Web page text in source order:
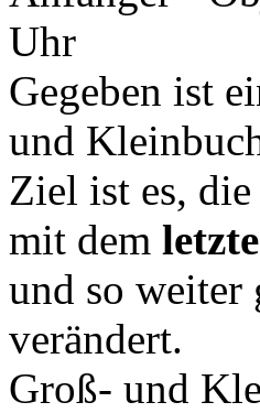
Uhr
Gegeben ist
und
Ziel ist es,
mit dem
und so weiter
verändert.
Groß- und